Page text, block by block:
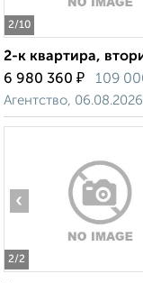
2/10
2-к квартира,
6 980 360 ₽ 109
Агентство, 06.08.2026
2/2
‹